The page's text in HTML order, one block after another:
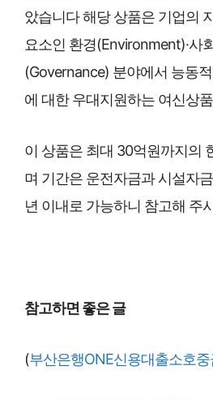
았습니다 해당 상품은 기업의
요소인 환경(Environment)·사
(Governance) 분야에서 능동
에 대한 우대지원하는 여신상
이 상품은 최대 30억원까지의
며 기간은 운전자금과 시설자
년 이내로 가능하니 참고해 주
참고하면 좋은 글
(부산은행ONE신용대출소호중